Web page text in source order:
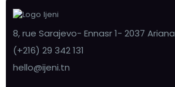
8, rue Sarajevo- Ennasr 1- 2037 Ariana
(+216) 29 342 131
hello@ijeni.tn